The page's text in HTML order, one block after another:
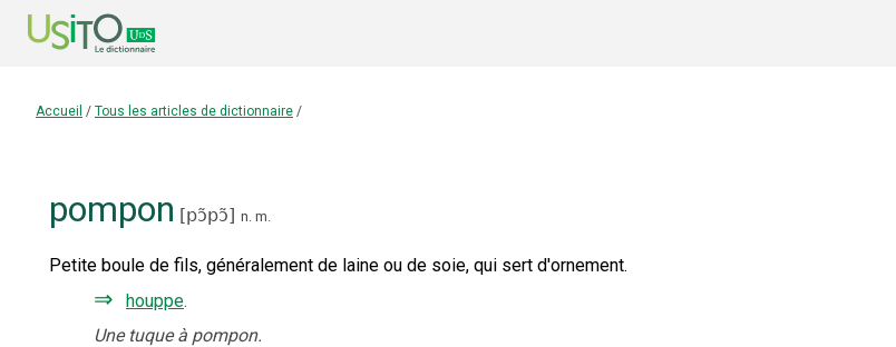
Accueil / Tous les articles de dictionnaire /
pompon [pɔ̃pɔ̃] n. m.
Petite boule de fils, généralement de laine ou de soie, qui sert d'ornement.
⇒ houppe.
Une tuque à pompon.